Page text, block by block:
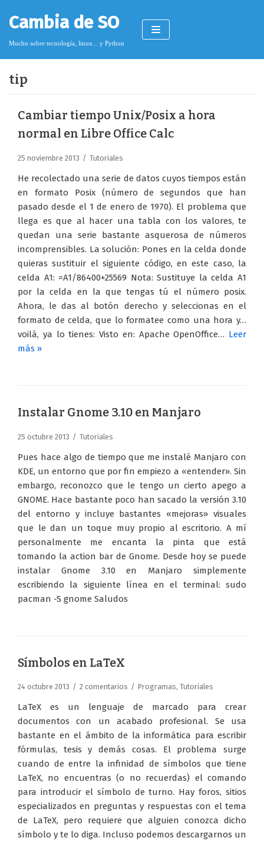
Saltar
al
contenido
Cambia de SO
Mucho sobre tecnología, linux... y Python
Cookies
Política de protección de datos
tip
Cambiar tiempo Unix/Posix a hora
normal en Libre Office Calc
25 noviembre 2013 Tutoriales
He recolectado una serie de datos cuyos tiempos están
en formato Posix (número de segundos que han
pasado desde el 1 de enero de 1970). El problema que
llega es que al hacer una tabla con los valores, te
quedan una serie bastante asquerosa de números
incomprensibles. La solución: Pones en la celda donde
quieras sustituir el siguiente código, en este caso, la
celda A1: =A1/86400+25569 Nota: Sustituye la celda A1
por la celda en la que tengas tú el número posix.
Ahora, le das al botón derecho y seleccionas en el
formato de celda, que lo formatee como una hora y…
voilà, ya lo tienes: Visto en: Apache OpenOffice… Leer
más »
Instalar Gnome 3.10 en Manjaro
25 octubre 2013 Tutoriales
Pues hace algo de tiempo que me instalé Manjaro con
KDE, un entorno que por fin empiezo a «entender». Sin
embargo, reconozco que le tengo un cierto apego a
GNOME. Hace bastante poco han sacado la versión 3.10
del entorno y incluye bastantes «mejoras» visuales
que le dan un toque muy propio al escritorio. A mí
personalmente me encanta la pinta que está
tomando la action bar de Gnome. Desde hoy se puede
instalar Gnome 3.10 en Manjaro simplemente
escribiendo la siguiente línea en el terminal: sudo
pacman -S gnome Saludos
Símbolos en LaTeX
24 octubre 2013 2 comentarios Programas, Tutoriales
LaTeX es un lenguaje de marcado para crear
documentos con un acabado profesional. Se usa
bastante en el ámbito de la informática para escribir
fórmulas, tesis y demás cosas. El problema surge
cuando de entre la infinidad de símbolos que tiene
LaTeX, no encuentras (o no recuerdas) el comando
para introducir el símbolo de turno. Hay foros, sitios
especializados en preguntas y respuestas con el tema
de LaTeX, pero requiere que alguien conozca dicho
símbolo y te lo diga. Incluso podemos descargarnos un